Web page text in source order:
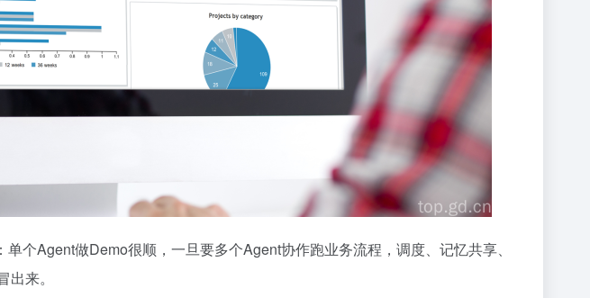
个Agent做Demo很顺，一旦要多个Agent协作跑业务流程，调度、记忆共享、
来。